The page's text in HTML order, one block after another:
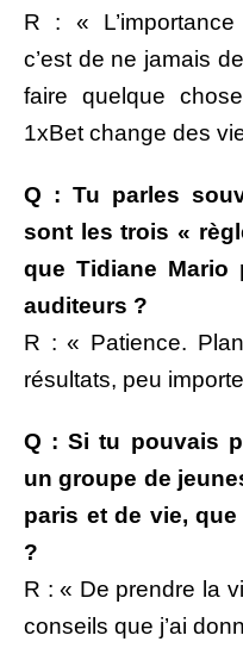
R : «
c’est de ne jamais
faire quelque
1xBet change des
Q : Tu parles
sont les trois «
que Tidiane Mario
auditeurs ?
R : « Patience.
résultats, peu
Q : Si tu pouvais
un groupe de
paris et de vie,
?
R : « De prendre la
conseils que j’ai